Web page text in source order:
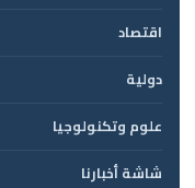
اقتصاد
دولية
علوم وتكنولوجيا
شاشة أخبارنا